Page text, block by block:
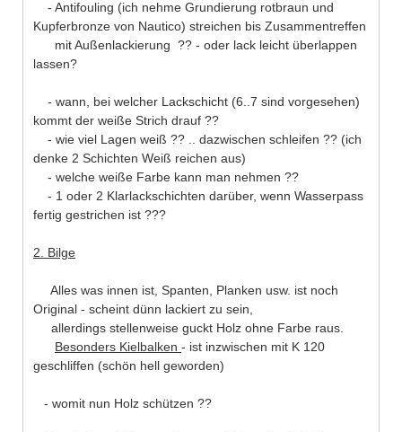
- Antifouling (ich nehme Grundierung rotbraun und
Kupferbronze von Nautico) streichen bis Zusammentreffen
mit Außenlackierung ?? - oder lack leicht überlappen
lassen?
- wann, bei welcher Lackschicht (6..7 sind vorgesehen)
kommt der weiße Strich drauf ??
- wie viel Lagen weiß ?? .. dazwischen schleifen ?? (ich
denke 2 Schichten Weiß reichen aus)
- welche weiße Farbe kann man nehmen ??
- 1 oder 2 Klarlackschichten darüber, wenn Wasserpass
fertig gestrichen ist ???
2. Bilge
Alles was innen ist, Spanten, Planken usw. ist noch
Original - scheint dünn lackiert zu sein,
allerdings stellenweise guckt Holz ohne Farbe raus.
Besonders Kielbalken - ist inzwischen mit K 120
geschliffen (schön hell geworden)
- womit nun Holz schützen ??